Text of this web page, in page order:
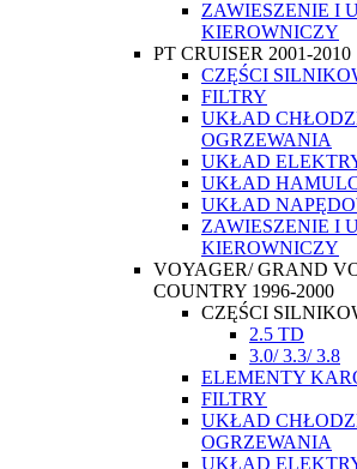
ZAWIESZENIE I
KIEROWNICZY
PT CRUISER 2001-2010
CZĘŚCI
FILTRY
UKŁAD
OGRZEWANIA
UKŁAD
UKŁAD
UKŁAD
ZAWIESZENIE I
KIEROWNICZY
VOYAGER/ GRAND
COUNTRY 1996-2000
CZĘŚCI
2.5 TD
3.0/ 3.3/ 3.8
ELEMENTY
FILTRY
UKŁAD
OGRZEWANIA
UKŁAD